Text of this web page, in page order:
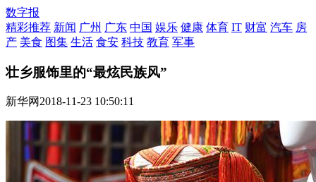
数字报
精彩推荐 新闻 广州 广东 中国 娱乐 健康 体育 IT 财富 汽车 房
产 美食 图集 生活 食安 科技 教育 军事
壮乡服饰里的“最炫民族风”
新华网2018-11-23 10:50:11